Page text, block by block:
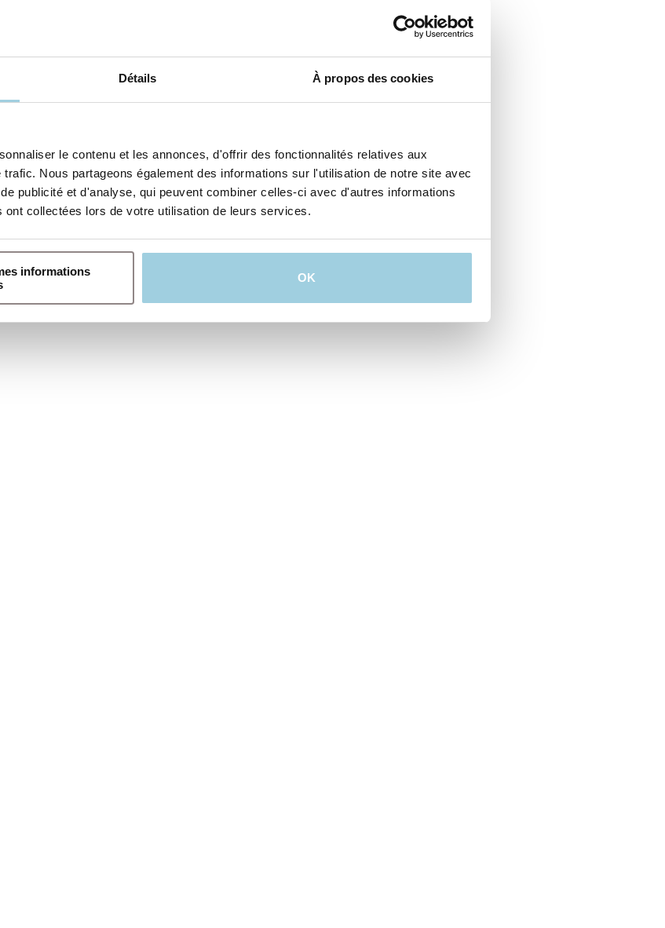
Détails À propos des cookies
le contenu et les annonces, d'offrir des fonctionnalités relatives aux
Nous partageons également des informations sur l'utilisation de notre site avec
publicité et d'analyse, qui peuvent combiner celles-ci avec d'autres informations
collectées lors de votre utilisation de leurs services.
informations
OK
• Le gel est incolore et inodore, non gras, soluble dans l’eau et ne colle pas.